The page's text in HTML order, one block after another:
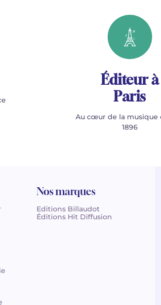
Éditeur à
Paris
Au cœur de la musique
1896
Nos marques
Editions Billaudot
Éditions Hit Diffusion